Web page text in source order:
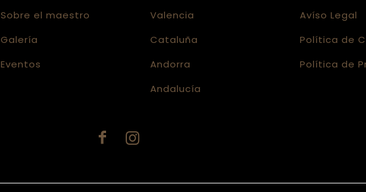
Sobre el maestro
Galería
Eventos
Valencia
Cataluña
Andorra
Andalucía
Avíso Legal
Política de
Política de